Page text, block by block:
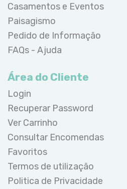
Casamentos e Eventos
Paisagismo
Pedido de Informação
FAQs - Ajuda
Área do Cliente
Login
Recuperar Password
Ver Carrinho
Consultar Encomendas
Favoritos
Termos de utilização
Politica de Privacidade